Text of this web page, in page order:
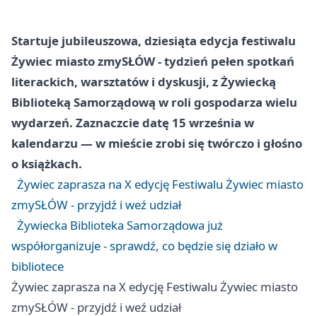
Startuje jubileuszowa, dziesiąta edycja festiwalu
Żywiec miasto zmySŁÓW - tydzień pełen spotkań
literackich, warsztatów i dyskusji, z Żywiecką
Biblioteką Samorządową w roli gospodarza wielu
wydarzeń. Zaznaczcie datę 15 września w
kalendarzu — w mieście zrobi się twórczo i głośno
o książkach.
Żywiec zaprasza na X edycję Festiwalu Żywiec miasto
zmySŁÓW - przyjdź i weź udział
Żywiecka Biblioteka Samorządowa już
współorganizuje - sprawdź, co będzie się działo w
bibliotece
Żywiec zaprasza na X edycję Festiwalu Żywiec miasto
zmySŁÓW - przyjdź i weź udział